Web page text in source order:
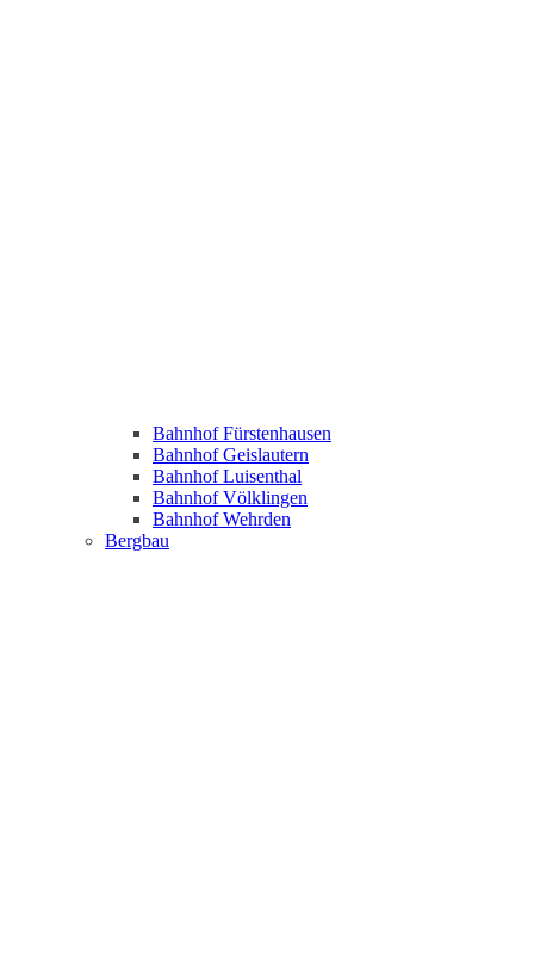
Bahnhof Fürstenhausen
Bahnhof Geislautern
Bahnhof Luisenthal
Bahnhof Völklingen
Bahnhof Wehrden
Bergbau